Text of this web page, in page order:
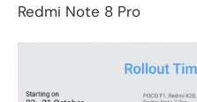
Redmi Note 8 Pro